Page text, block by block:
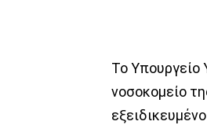
Το Υπουργείο
νοσοκομείο